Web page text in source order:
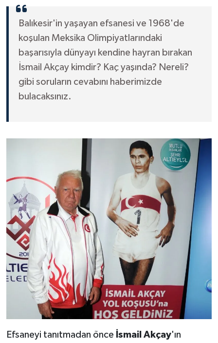
Balıkesir'in yaşayan efsanesi ve 1968'de
koşulan Meksika Olimpiyatlarındaki
başarısıyla dünyayı kendine hayran bırakan
İsmail Akçay kimdir? Kaç yaşında? Nereli?
gibi soruların cevabını haberimizde
bulacaksınız.
Efsaneyi tanıtmadan önce İsmail Akçay'ın